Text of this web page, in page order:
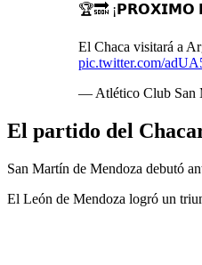
🏆🔜 ¡𝗣𝗥𝗢𝗫𝗜𝗠𝗢
El Chaca visitará a
pic.twitter.com/
— Atlético Club San
El partido del
San Martín de Mendoza debutó
El León de Mendoza logró un